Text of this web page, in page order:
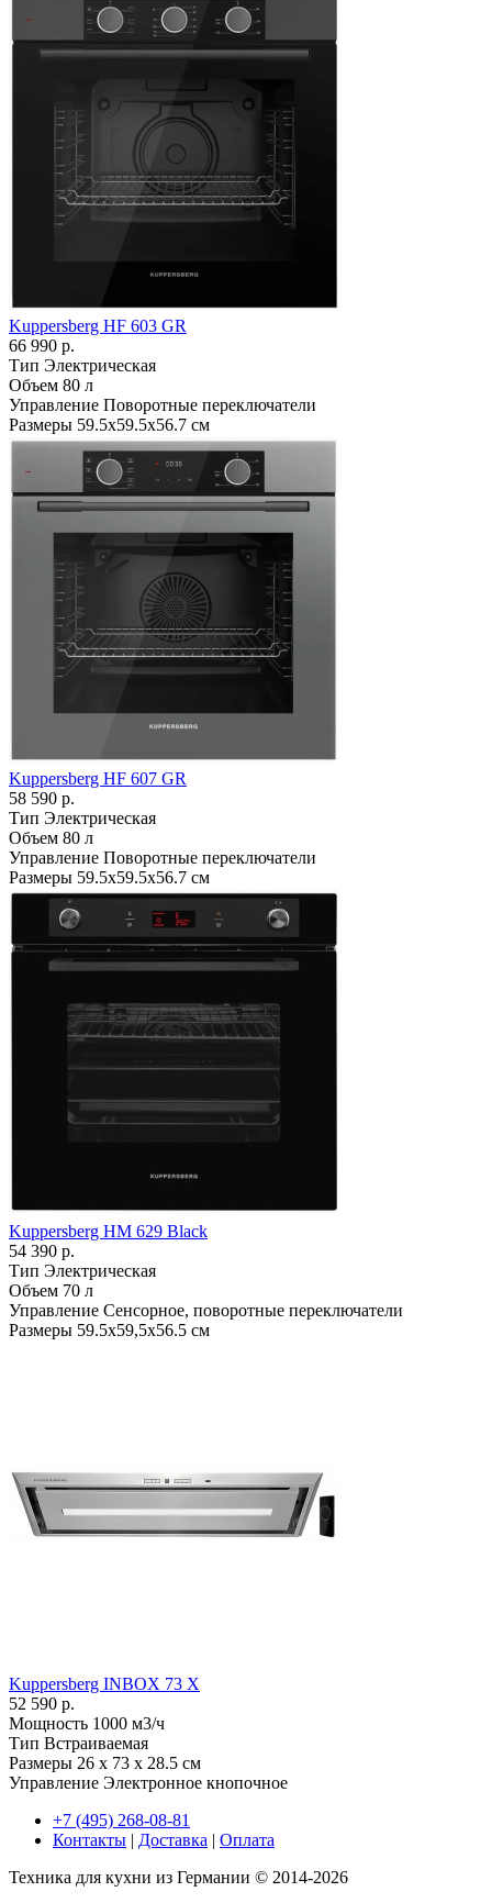
Kuppersberg HF 603 GR
66 990 р.
Тип Электрическая
Объем 80 л
Управление Поворотные переключатели
Размеры 59.5х59.5х56.7 см
Kuppersberg HF 607 GR
58 590 р.
Тип Электрическая
Объем 80 л
Управление Поворотные переключатели
Размеры 59.5х59.5х56.7 см
Kuppersberg HM 629 Black
54 390 р.
Тип Электрическая
Объем 70 л
Управление Сенсорное, поворотные переключатели
Размеры 59.5х59,5х56.5 см
Kuppersberg INBOX 73 X
52 590 р.
Мощность 1000 м3/ч
Тип Встраиваемая
Размеры 26 х 73 x 28.5 см
Управление Электронное кнопочное
+7 (495) 268-08-81
Контакты | Доставка | Оплата
Техника для кухни из Германии © 2014-2026